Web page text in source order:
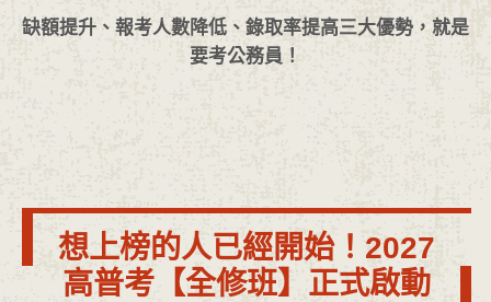
缺額提升、報考人數降低、錄取率提高三大優勢，就是
要考公務員！
想上榜的人已經開始！2027
高普考【全修班】正式啟動